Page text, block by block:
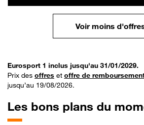
Voir moins
Eurosport 1 inclus jusqu'au 31/01/2029.
Prix des offres et offre de
jusqu’au 19/08/2026.
Les bons plans du